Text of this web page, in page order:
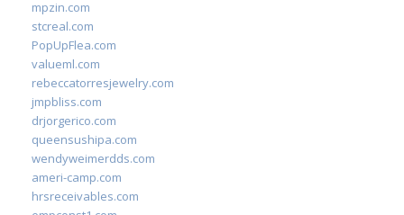
mpzin.com
stcreal.com
PopUpFlea.com
valueml.com
rebeccatorresjewelry.com
jmpbliss.com
drjorgerico.com
queensushipa.com
wendyweimerdds.com
ameri-camp.com
hrsreceivables.com